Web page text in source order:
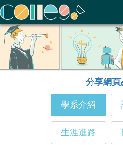
ColleGo! 大學選才與高中育才輔助系統
分享網頁
學系介紹
生涯進路